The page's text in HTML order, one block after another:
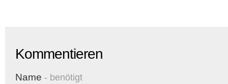
Kommentieren
Name - benötigt